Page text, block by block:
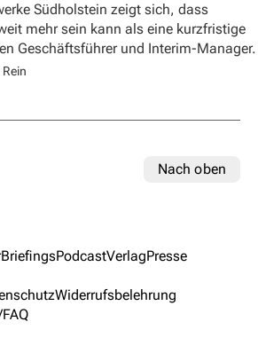
Südholstein zeigt sich, dass
mehr sein kann als eine kurzfristige
Geschäftsführer und Interim-Manager.
Nach oben
BriefingsPodcastVerlagPresse
Widerrufsbelehrung